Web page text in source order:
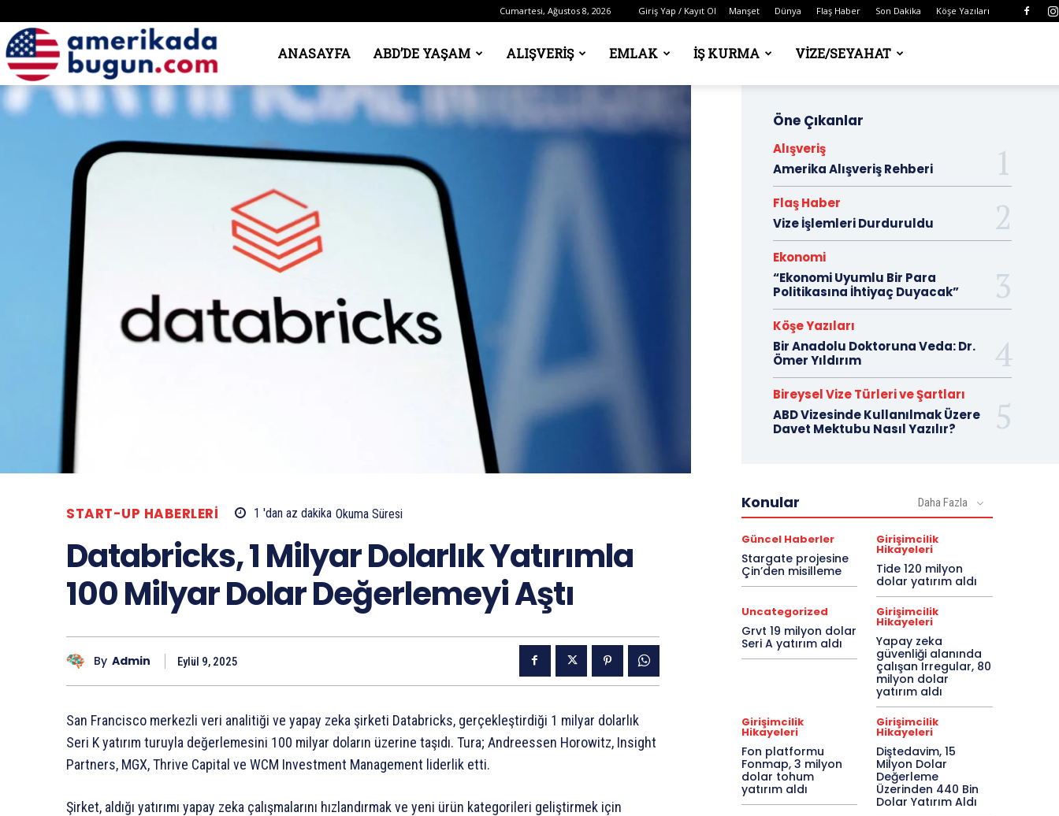
Cumartesi, Ağustos 8, 2026 Giriş Yap / Kayıt Ol Manşet Dünya Flaş Haber Son Dakika Köşe Yazıları
Amerika’da
Bugün
ANASAYFA ABD’DE YAŞAM ALIŞVERIŞ EMLAK İŞ KURMA VIZE/SEYAHAT
START-UP HABERLERI 1 'dan az dakika Okuma Süresi
Databricks, 1 Milyar Dolarlık Yatırımla
100 Milyar Dolar Değerlemeyi Aştı
By Admin Eylül 9, 2025
San Francisco merkezli veri analitiği ve yapay zeka şirketi Databricks, gerçekleştirdiği 1 milyar dolarlık
Seri K yatırım turuyla değerlemesini 100 milyar doların üzerine taşıdı. Tura; Andreessen Horowitz, Insight
Partners, MGX, Thrive Capital ve WCM Investment Management liderlik etti.
Şirket, aldığı yatırımı yapay zeka çalışmalarını hızlandırmak ve yeni ürün kategorileri geliştirmek için
Öne Çıkanlar
Alışveriş
Amerika Alışveriş Rehberi
Flaş Haber
Vize İşlemleri Durduruldu
Ekonomi
“Ekonomi Uyumlu Bir Para
Politikasına İhtiyaç Duyacak”
Köşe Yazıları
Bir Anadolu Doktoruna Veda: Dr.
Ömer Yıldırım
Bireysel Vize Türleri ve Şartları
ABD Vizesinde Kullanılmak Üzere
Davet Mektubu Nasıl Yazılır?
Konular Daha Fazla
Güncel Haberler
Stargate projesine
Çin’den misilleme
Girişimcilik
Hikayeleri
Tide 120 milyon
dolar yatırım aldı
Uncategorized
Grvt 19 milyon dolar
Seri A yatırım aldı
Girişimcilik
Hikayeleri
Yapay zeka
güvenliği alanında
çalışan Irregular, 80
milyon dolar
yatırım aldı
Girişimcilik
Hikayeleri
Fon platformu
Fonmap, 3 milyon
dolar tohum
yatırım aldı
Girişimcilik
Hikayeleri
Diştedavim, 15
Milyon Dolar
Değerleme
Üzerinden 440 Bin
Dolar Yatırım Aldı